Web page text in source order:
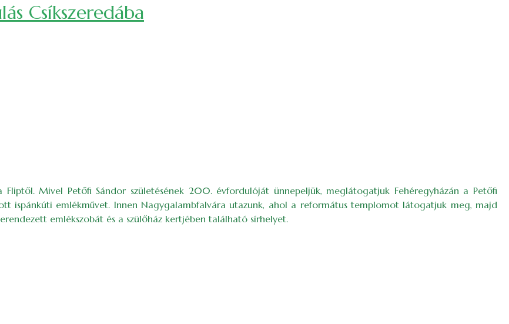
Csíkszeredába
Mivel Petőfi Sándor születésének 200. évfordulóját ünnepeljük, meglátogatjuk Fehéregyházán a Petőfi
ispánkúti emlékművet. Innen Nagygalambfalvára utazunk, ahol a református templomot látogatjuk meg, majd
emlékszobát és a szülőház kertjében található sírhelyet.